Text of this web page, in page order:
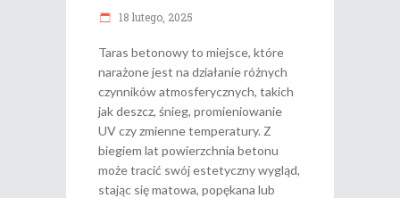
18 lutego, 2025
Taras betonowy to miejsce, które
narażone jest na działanie różnych
czynników atmosferycznych, takich
jak deszcz, śnieg, promieniowanie
UV czy zmienne temperatury. Z
biegiem lat powierzchnia betonu
może tracić swój estetyczny wygląd,
stając się matowa, popękana lub